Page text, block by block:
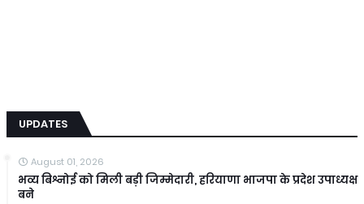
UPDATES
August 01, 2026
भव्य बिश्नोई को मिली बड़ी जिम्मेदारी, हरियाणा भाजपा के प्रदेश उपाध्यक्ष
बने